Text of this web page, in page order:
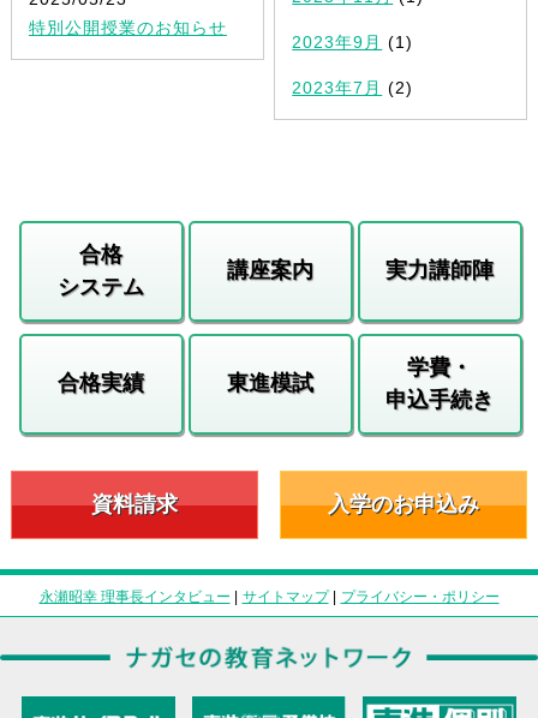
特別公開授業のお知らせ
2023年9月 (1)
2023年7月 (2)
合格
システム
講座案内 実力講師陣
合格実績 東進模試
学費・
申込手続き
資料請求 入学のお申込み
永瀬昭幸 理事長インタビュー | サイトマップ| プライバシー・ポリシー